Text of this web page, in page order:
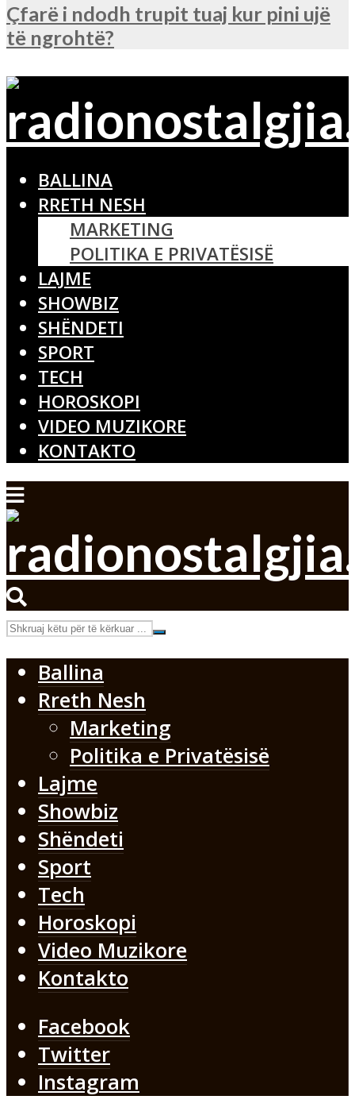
Çfarë i ndodh trupit tuaj kur pini ujë
të ngrohtë?
BALLINA
RRETH NESH
MARKETING
POLITIKA E PRIVATËSISË
LAJME
SHOWBIZ
SHËNDETI
SPORT
TECH
HOROSKOPI
VIDEO MUZIKORE
KONTAKTO
Ballina
Rreth Nesh
Marketing
Politika e Privatësisë
Lajme
Showbiz
Shëndeti
Sport
Tech
Horoskopi
Video Muzikore
Kontakto
Facebook
Twitter
Instagram